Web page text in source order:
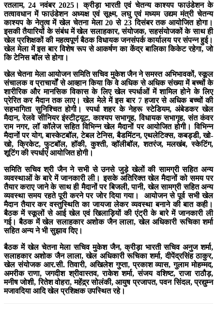
रतलाम, 24 नवंबर 2025। क्रीड़ा भारती एवं चेतन्य काश्यप फाउंडेशन के
तत्वावधान में फाउंडेशन अध्यक्ष एवं सूक्ष्म, लघु एवं मध्यम उद्यम मंत्री चेतन्य
काश्यप के नेतृत्व में खेल चेतना मेला 20 से 23 दिसंबर तक आयोजित होगा।
इसकी तैयारियों के संबंध में खेल सलाहकार, संयोजक, सहसंयोजकों के साथ ही
खेल प्रशिक्षकों की महत्वपूर्ण बैठक विधायक जनसंपर्क कार्यालय पर संपन्न हुई।
खेल मेला में इस बार विशेष रूप से आकर्षण का केंद्र बालिका किकेट रहेगा, जो
कि टेनिस बॉल से होगा।
खेल चेतना मेला आयोजन समिति सचिव मुकेश जैन ने समस्त अभिभावकों, स्कूल
संचालक व प्राचार्यों से आव्हान किया कि वे अधिक से अधिक संख्या में बच्चों के
शारीरिक और मानसिक विकास के लिए खेल स्पर्धाओं में शामिल होने के लिए
प्रेरित कर मैदान तक लाए। खेल मेले में इस बार 7 हजार से अधिक बच्चों की
सहभागिता सुनिश्चित होगी। स्पर्धा शहर के नेहरू स्टेडियम, अंबेडकर खेल
मैदान, रेलवे सीनियर इंस्टीट्यूट, काश्यप सभागृह, विधायक सभागृह, संत कंवर
राम नगर, लॉ कॉलेज सहित विभिन्न खेल मैदानों पर आयोजित होगी। विभिन्न
मैदानों पर योग, बास्केटबॉल, टेबल टेनिस, बैडमिंटन, एथलेटिक्स, कबड्डी, खो-
खो, क्रिकेट, फुटबॉल, हॉकी, कुश्ती, व्हॉलीबॉल, शतरंज, मलखंब, स्केटिंग,
शूटिंग की स्पर्धाएं आयोजित होगी।
समिति सचिव श्री जैन ने सभी से उनसे जुड़े खेलों की सामग्री सहित अन्य
व्यवस्थाओं के बारे में जानकारी ली। इसके अतिरिक्त खेल मैदानों को समय पर
तैयार कराए जाने के साथ ही मैदानों पर बिजली, पानी, खेल सामग्री सहित अन्य
व्यवस्था समय रहते पूरी करने पर जोर दिया गया। आयोजन से पूर्व सभी खेल
मैदान तैयार कर वस्तुस्थिति का जायजा लेकर व्यवस्था बनाने की बात कही।
बैठक में स्कूलों से आई खेल एवं खिलाड़ियों की एंट्री के बारे में जानकारी ली
गई। बैठक में खेल सलाहकार अशोक जैन लाला, खेल अधिकारी रूचिका शर्मा
सहित अन्य ने भी सुझाव दिए।
बैठक में खेल चेतना मेला सचिव मुकेश जैन, क्रीड़ा भारती सचिव अनुज शर्मा,
सलाहकार अशोक जैन लाला, खेल अधिकारी रूचिका शर्मा, दीपेंद्रसिंह ठाकुर,
खेल संयोजक आर.सी. तिवारी, अखिलेश गुप्ता, प्रकाश व्यास, गुलाम मोहम्मद,
अमरीक राणा, जगदीश श्रीवास्तव, राकेश शर्मा, संजय वशिष्ट, राजा राठौड़,
मनीष जोशी, रितेश वोहरा, महेंद्र्र सोलंकी, आयुष प्रजापत, पवन सिंदल, प्रद्युम्न
मजावदिया आदि खेल प्रशिक्षक उपस्थित रहे।